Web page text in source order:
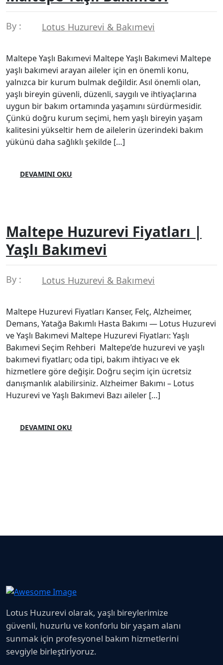
By : Lotus Huzurevi & Bakımevi
Maltepe Yaşlı Bakımevi Maltepe Yaşlı Bakımevi Maltepe
yaşlı bakımevi arayan aileler için en önemli konu,
yalnızca bir kurum bulmak değildir. Asıl önemli olan,
yaşlı bireyin güvenli, düzenli, saygılı ve ihtiyaçlarına
uygun bir bakım ortamında yaşamını sürdürmesidir.
Çünkü doğru kurum seçimi, hem yaşlı bireyin yaşam
kalitesini yükseltir hem de ailelerin üzerindeki bakım
yükünü daha sağlıklı şekilde […]
DEVAMINI OKU
Maltepe Huzurevi Fiyatları |
Yaşlı Bakımevi
By : Lotus Huzurevi & Bakımevi
Maltepe Huzurevi Fiyatları Kanser, Felç, Alzheimer,
Demans, Yatağa Bakımlı Hasta Bakımı — Lotus Huzurevi
ve Yaşlı Bakımevi Maltepe Huzurevi Fiyatları: Yaşlı
Bakımevi Seçim Rehberi Maltepe’de huzurevi ve yaşlı
bakımevi fiyatları; oda tipi, bakım ihtiyacı ve ek
hizmetlere göre değişir. Doğru seçim için ücretsiz
danışmanlık alabilirsiniz. Alzheimer Bakımı – Lotus
Huzurevi ve Yaşlı Bakımevi Bazı aileler […]
DEVAMINI OKU
Lotus Huzurevi olarak, yaşlı bireylerimize
güvenli, huzurlu ve konforlu bir yaşam alanı
sunmak için profesyonel bakım hizmetlerini
sevgiyle birleştiriyoruz.